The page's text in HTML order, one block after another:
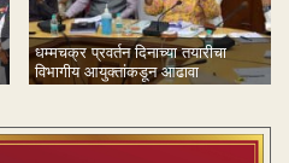
धम्मचक्र प्रवर्तन दिनाच्या तयारीचा
विभागीय आयुक्तांकडून आढावा